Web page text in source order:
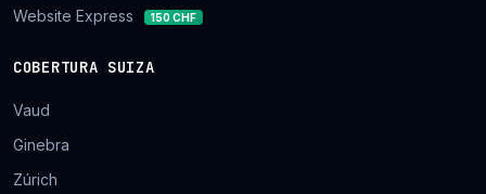
Website Express
150 CHF
COBERTURA SUIZA
Vaud
Ginebra
Zúrich